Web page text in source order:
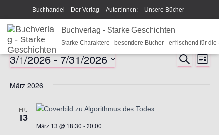
Buchhandel Der Verlag Autor:innen: Unsere Bücher
Ich beschreibe Dir mein Buch Shop Team News
Unsere Philosophie
Widerrufsrecht und Rückgaberecht Termine u Veranstaltungen
Buchverlag - Starke Geschichten
Starke Charaktere - besondere Bücher - erfrischend für die
Veranstaltungen
V
S
U
V
L
3/1/2026 - 7/31/2026
aMärz 2026
FR.
13
März 13 @ 18:30 -20:00